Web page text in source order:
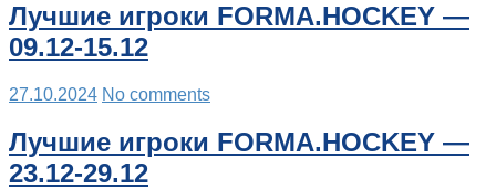
Лучшие игроки FORMA.HOCKEY —
09.12-15.12
27.10.2024 No comments
Лучшие игроки FORMA.HOCKEY —
23.12-29.12